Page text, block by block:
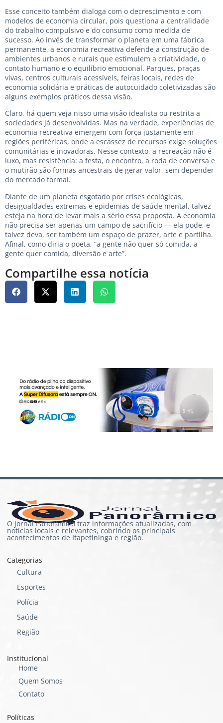
Esse conceito também dialoga com o decrescimento e com
modelos de economia circular, pois questiona a centralidade
do trabalho compulsivo e do consumo como medida de
sucesso. Ao invés de transformar o planeta em uma fábrica
permanente, a economia recreativa defende a construção de
ambientes urbanos e rurais que estimulem a criatividade, o
contato humano e o equilíbrio emocional. Parques, praças
vivas, centros culturais acessíveis, feiras locais, redes de
economia solidária e práticas de autocuidado coletivizadas são
alguns exemplos práticos dessa visão.
Claro, há quem veja nisso uma visão idealista ou restrita a
sociedades já desenvolvidas. Mas na verdade, experiências de
economia recreativa emergem com força justamente em
regiões periféricas, onde a escassez de recursos exige soluções
comunitárias e inovadoras. Nesse contexto, a recreação não é
luxo, mas resistência: a festa, o encontro, a roda de conversa e
o mutirão são formas ancestrais de gerar valor, sem depender
do mercado formal.
Diante de um planeta esgotado por crises ecológicas,
desigualdades extremas e epidemias de saúde mental, talvez
esteja na hora de levar mais a sério essa proposta. A economia
não precisa ser apenas um campo de sacrifício — ela pode, e
talvez deva, ser também um espaço de prazer, arte e partilha.
Afinal, como diria o poeta, “a gente não quer só comida, a
gente quer comida, diversão e arte”.
Compartilhe essa notícia
O Jornal Panorâmico traz informações atualizadas, com
notícias locais e relevantes, cobrindo os principais
acontecimentos de Itapetininga e região.
Categorias
Cultura
Esportes
Polícia
Saúde
Região
Institucional
Home
Quem Somos
Contato
Políticas